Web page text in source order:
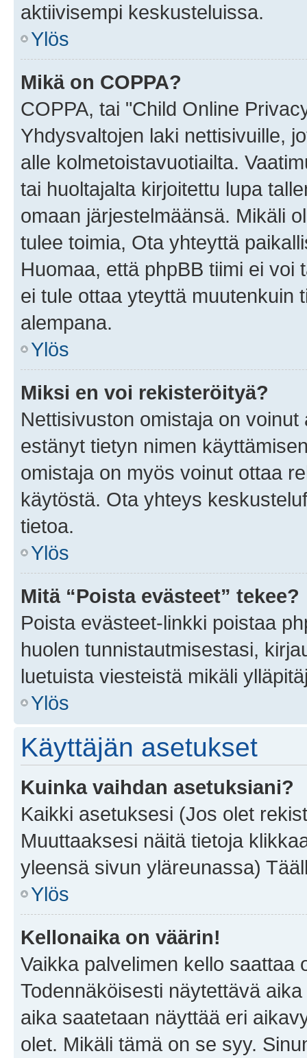
aktiivisempi keskusteluissa.
Ylös
Mikä on COPPA?
COPPA, tai "Child Online
Yhdysvaltojen laki nettisivuille,
alle kolmetoistavuotiailta.
tai huoltajalta kirjoitettu lupa
omaan järjestelmäänsä. Mikäli
tulee toimia, Ota yhteyttä
Huomaa, että phpBB tiimi ei
ei tule ottaa yteyttä muutenkuin
alempana.
Ylös
Miksi en voi rekisteröityä?
Nettisivuston omistaja on
estänyt tietyn nimen
omistaja on myös voinut ottaa
käytöstä. Ota yhteys
tietoa.
Ylös
Mitä “Poista evästeet” tekee?
Poista evästeet-linkki poistaa
huolen tunnistautmisestasi,
luetuista viesteistä mikäli
Ylös
Käyttäjän asetukset
Kuinka vaihdan asetuksiani?
Kaikki asetuksesi (Jos olet
Muuttaaksesi näitä tietoja
yleensä sivun yläreunassa)
Ylös
Kellonaika on väärin!
Vaikka palvelimen kello saattaa
Todennäköisesti näytettävä
aika saatetaan näyttää eri
olet. Mikäli tämä on se syy.